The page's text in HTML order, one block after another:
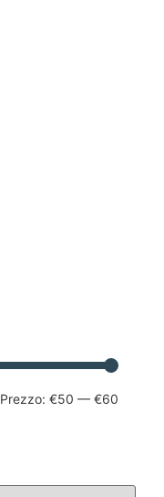
Prezzo: €50 — €60